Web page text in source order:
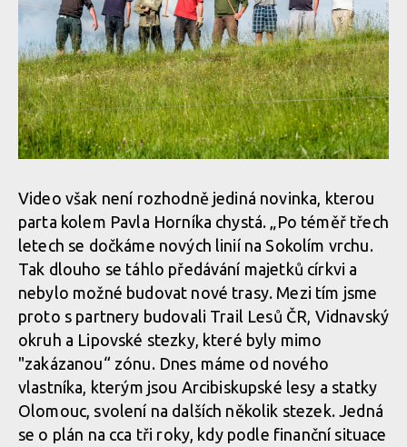
Video však není rozhodně jediná novinka, kterou
parta kolem Pavla Horníka chystá. „Po téměř třech
letech se dočkáme nových linií na Sokolím vrchu.
Tak dlouho se táhlo předávání majetků církvi a
nebylo možné budovat nové trasy. Mezi tím jsme
proto s partnery budovali Trail Lesů ČR, Vidnavský
okruh a Lipovské stezky, které byly mimo
"zakázanou“ zónu. Dnes máme od nového
vlastníka, kterým jsou Arcibiskupské lesy a statky
Olomouc, svolení na dalších několik stezek. Jedná
se o plán na cca tři roky, kdy podle finanční situace